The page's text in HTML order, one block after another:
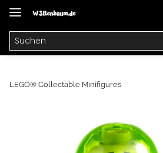
LEGO® Collectable Minifigures